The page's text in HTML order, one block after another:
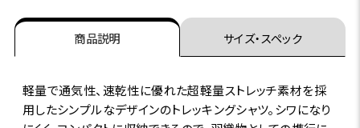
商品説明 サイズ・スペック
軽量で通気性、速乾性に優れた超軽量ストレッチ素材を採
用したシンプルなデザインのトレッキングシャツ。シワになり